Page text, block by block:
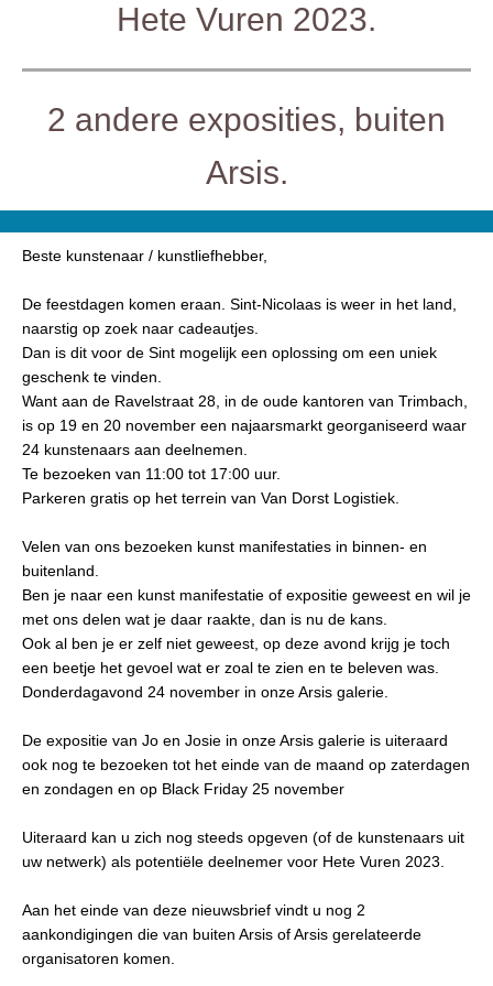
Hete Vuren 2023.
2 andere exposities, buiten
Arsis.
Beste kunstenaar / kunstliefhebber,
De feestdagen komen eraan. Sint-Nicolaas is weer in het land,
naarstig op zoek naar cadeautjes.
Dan is dit voor de Sint mogelijk een oplossing om een uniek
geschenk te vinden.
Want aan de Ravelstraat 28, in de oude kantoren van Trimbach,
is op 19 en 20 november een najaarsmarkt georganiseerd waar
24 kunstenaars aan deelnemen.
Te bezoeken van 11:00 tot 17:00 uur.
Parkeren gratis op het terrein van Van Dorst Logistiek.
Velen van ons bezoeken kunst manifestaties in binnen- en
buitenland.
Ben je naar een kunst manifestatie of expositie geweest en wil je
met ons delen wat je daar raakte, dan is nu de kans.
Ook al ben je er zelf niet geweest, op deze avond krijg je toch
een beetje het gevoel wat er zoal te zien en te beleven was.
Donderdagavond 24 november in onze Arsis galerie.
De expositie van Jo en Josie in onze Arsis galerie is uiteraard
ook nog te bezoeken tot het einde van de maand op zaterdagen
en zondagen en op Black Friday 25 november
Uiteraard kan u zich nog steeds opgeven (of de kunstenaars uit
uw netwerk) als potentiële deelnemer voor Hete Vuren 2023.
Aan het einde van deze nieuwsbrief vindt u nog 2
aankondigingen die van buiten Arsis of Arsis gerelateerde
organisatoren komen.